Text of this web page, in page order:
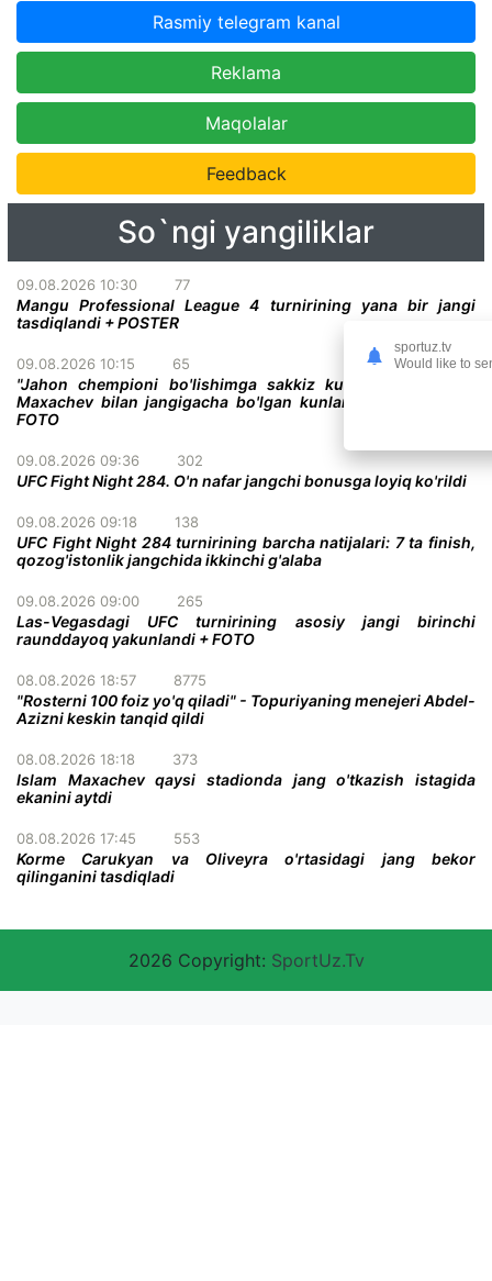
Rasmiy telegram kanal
Reklama
Maqolalar
Feedback
So`ngi yangiliklar
09.08.2026 10:30 77
Mangu Professional League 4 turnirining yana bir jangi
tasdiqlandi + POSTER
09.08.2026 10:15 65
"Jahon chempioni bo'lishimga sakkiz kun qoldi" - Gerri
Maxachev bilan jangigacha bo'lgan kunlarni sanamoqda +
FOTO
09.08.2026 09:36 302
UFC Fight Night 284. O'n nafar jangchi bonusga loyiq ko'rildi
09.08.2026 09:18 138
UFC Fight Night 284 turnirining barcha natijalari: 7 ta finish,
qozog'istonlik jangchida ikkinchi g'alaba
09.08.2026 09:00 265
Las-Vegasdagi UFC turnirining asosiy jangi birinchi
raunddayoq yakunlandi + FOTO
08.08.2026 18:57 8775
"Rosterni 100 foiz yo'q qiladi" - Topuriyaning menejeri Abdel-
Azizni keskin tanqid qildi
08.08.2026 18:18 373
Islam Maxachev qaysi stadionda jang o'tkazish istagida
ekanini aytdi
08.08.2026 17:45 553
Korme Carukyan va Oliveyra o'rtasidagi jang bekor
qilinganini tasdiqladi
2026 Copyright: SportUz.Tv
sportuz.tv
Would like to